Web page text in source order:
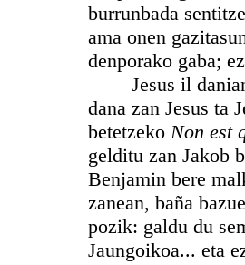
burrunbada
ama onen
denporako gaba;
Jesus il danian
dana zan Jesus ta
betetzeko Non est
gelditu zan Jakob
Benjamin bere
zanean, baña
pozik: galdu du
Jaungoikoa... eta